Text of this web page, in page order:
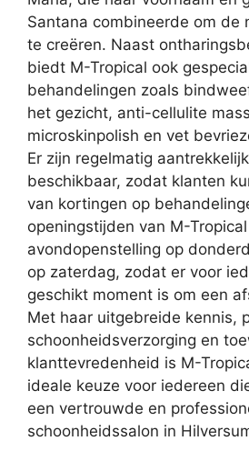
Santana combineerde om de
te creëren. Naast
biedt M-Tropical ook
behandelingen zoals
het gezicht, anti-cellulite
microskinpolish en vet
Er zijn regelmatig
beschikbaar, zodat klanten
van kortingen op
openingstijden van M-
avondopenstelling op
op zaterdag, zodat er voor
geschikt moment is om een
Met haar uitgebreide kennis,
schoonheidsverzorging en
klanttevredenheid is M-
ideale keuze voor iedereen
een vertrouwde en
schoonheidssalon in